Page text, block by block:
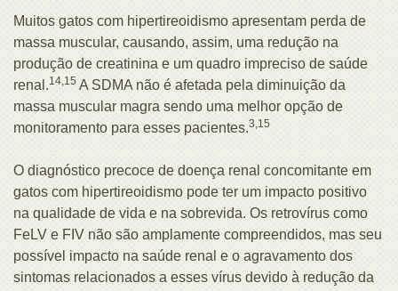
Muitos gatos com hipertireoidismo apresentam perda de
massa muscular, causando, assim, uma redução na
produção de creatinina e um quadro impreciso de saúde
renal.14,15 A SDMA não é afetada pela diminuição da
massa muscular magra sendo uma melhor opção de
monitoramento para esses pacientes.3,15
O diagnóstico precoce de doença renal concomitante em
gatos com hipertireoidismo pode ter um impacto positivo
na qualidade de vida e na sobrevida. Os retrovírus como
FeLV e FIV não são amplamente compreendidos, mas seu
possível impacto na saúde renal e o agravamento dos
sintomas relacionados a esses vírus devido à redução da